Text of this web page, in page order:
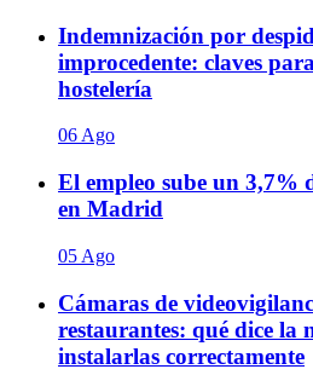
Indemnización por
improcedente: claves
hostelería
06 Ago
El empleo sube un 3,7%
en Madrid
05 Ago
Cámaras de
restaurantes: qué dice la
instalarlas correctamente